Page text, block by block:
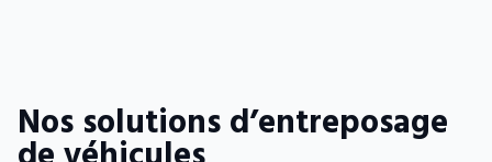
Nos solutions d’entreposage